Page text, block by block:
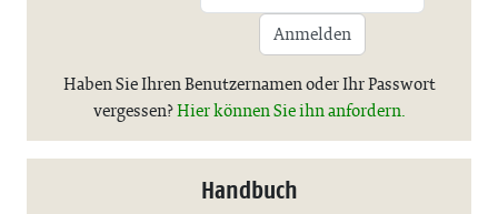
Anmelden
Haben Sie Ihren Benutzernamen oder Ihr Passwort
vergessen?Hier können Sie ihn anfordern.
Handbuch